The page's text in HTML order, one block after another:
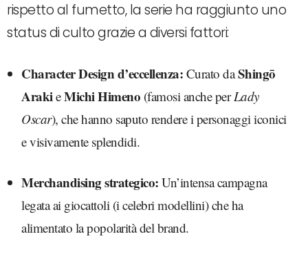
rispetto al fumetto, la serie ha raggiunto uno
status di culto grazie a diversi fattori:
Character Design d’eccellenza: Curato daShingō
ArakieMichi Himeno (famosi anche perLady
Oscar), che hanno saputo rendere i personaggi iconici
e visivamente splendidi.
Merchandising strategico: Un’intensa campagna
legata ai giocattoli (i celebri modellini) che ha
alimentato la popolarità del brand.